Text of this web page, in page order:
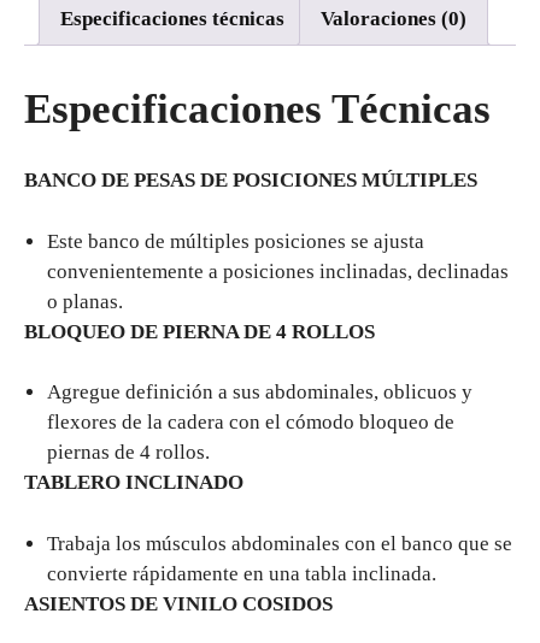
Especificaciones técnicas Valoraciones (0)
Especificaciones Técnicas
BANCO DE PESAS DE POSICIONES MÚLTIPLES
Este banco de múltiples posiciones se ajusta
convenientemente a posiciones inclinadas, declinadas
o planas.
BLOQUEO DE PIERNA DE 4 ROLLOS
Agregue definición a sus abdominales, oblicuos y
flexores de la cadera con el cómodo bloqueo de
piernas de 4 rollos.
TABLERO INCLINADO
Trabaja los músculos abdominales con el banco que se
convierte rápidamente en una tabla inclinada.
ASIENTOS DE VINILO COSIDOS